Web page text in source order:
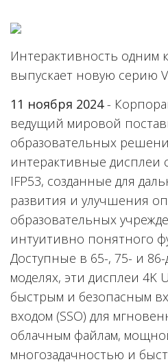
Интерактивность одним
выпускает новую серию
11 ноября 2024-
ведущий мировой
образовательных
интерактивные дисплеи
IFP53, созданные для
развития и улучшения
образовательных
интуитивно понятного
Доступные в 65-, 75- и
моделях, эти дисплеи 4K
быстрым и безопасным
входом (SSO) для
облачным файлам,
многозадачностью и